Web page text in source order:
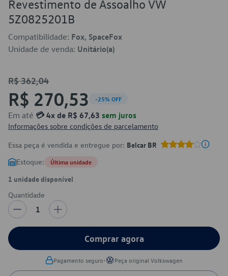
Revestimento de Assoalho VW
5Z0825201B
Compatibilidade: Fox, SpaceFox
Unidade de venda: Unitário(a)
R$ 362,04
R$ 270,53 -25% OFF
Em até 💳 4x de R$ 67,63 sem juros
Informações sobre condições de parcelamento
Essa peça é vendida e entregue por: Belcar BR
Estoque: Última unidade
1 unidade disponível
Quantidade
1
Comprar agora
Pagamento seguro• Peça original Volkswagen